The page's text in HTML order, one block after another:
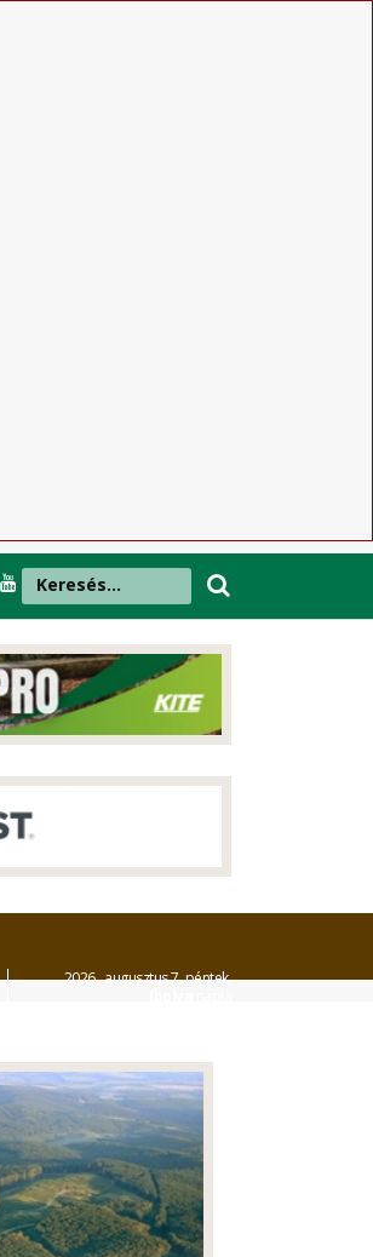
2026. augusztus 7. péntek,